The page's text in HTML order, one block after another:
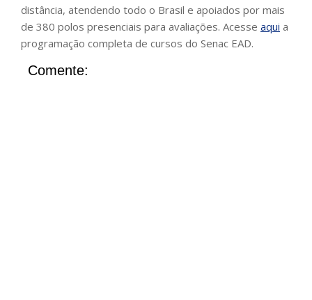
distância, atendendo todo o Brasil e apoiados por mais
de 380 polos presenciais para avaliações. Acesse aqui a
programação completa de cursos do Senac EAD.
Comente: